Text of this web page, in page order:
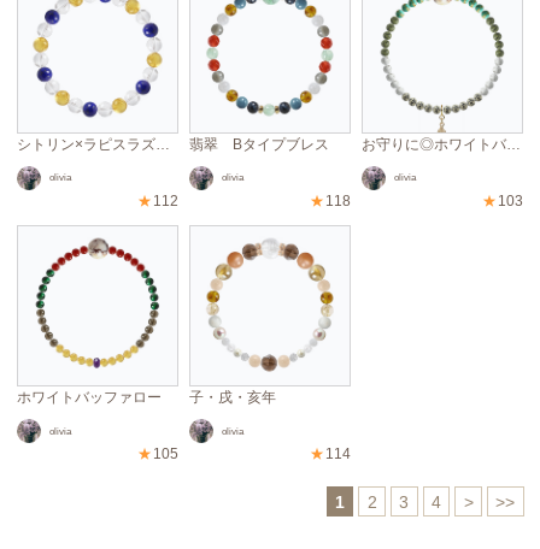
シトリン×ラピスラズリ×クリスタル
olivia
★ 112
翡翠 Bタイプブレス
olivia
★ 118
お守りに◎ホワイトバッファローブレス
olivia
★ 103
ホワイトバッファロー
olivia
★ 105
子・戌・亥年
olivia
★ 114
1 2 3 4 > >>